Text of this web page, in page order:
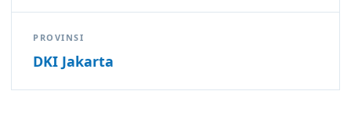
PROVINSI
DKI Jakarta